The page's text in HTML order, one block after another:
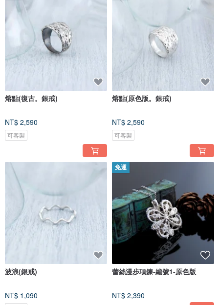
熔點(復古。銀戒)
NT$ 2,590
可客製
熔點(原色版。銀戒)
NT$ 2,590
可客製
波浪(銀戒)
NT$ 1,090
免運
蕾絲漫步項鍊-編號1-原色版
NT$ 2,390